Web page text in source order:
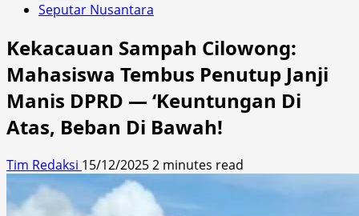
Seputar Nusantara
Kekacauan Sampah Cilowong:
Mahasiswa Tembus Penutup Janji
Manis DPRD — ‘Keuntungan Di
Atas, Beban Di Bawah!
Tim Redaksi 15/12/20252 minutes read